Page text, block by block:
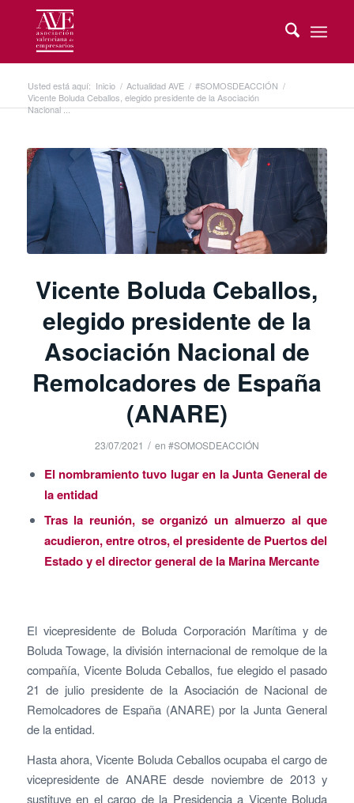
Usted está aquí: Inicio / Actualidad AVE / #SOMOSDEACCIÓN /
Vicente Boluda Ceballos, elegido presidente de la Asociación
Nacional ...
Vicente Boluda Ceballos,
elegido presidente de la
Asociación Nacional de
Remolcadores de España
(ANARE)
23/07/2021 / en #SOMOSDEACCIÓN
El nombramiento tuvo lugar en la Junta General de
la entidad
Tras la reunión, se organizó un almuerzo al que
acudieron, entre otros, el presidente de Puertos del
Estado y el director general de la Marina Mercante
El vicepresidente de Boluda Corporación Marítima y de
Boluda Towage, la división internacional de remolque de la
compañía, Vicente Boluda Ceballos, fue elegido el pasado
21 de julio presidente de la Asociación de Nacional de
Remolcadores de España (ANARE) por la Junta General
de la entidad.
Hasta ahora, Vicente Boluda Ceballos ocupaba el cargo de
vicepresidente de ANARE desde noviembre de 2013 y
sustituye en el cargo de la Presidencia a Vicente Boluda